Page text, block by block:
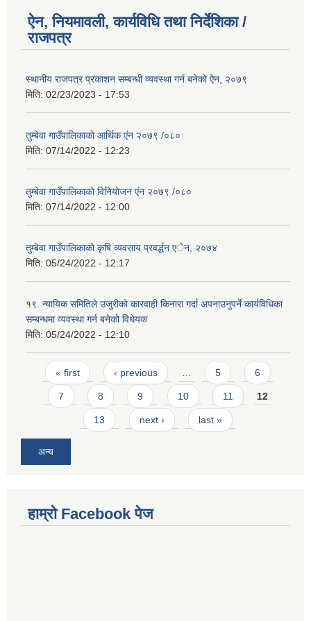
ऐन, नियमावली, कार्यविधि तथा निर्देशिका /
राजपत्र
स्थानीय राजपत्र प्रकाशन सम्बन्धी व्यवस्था गर्न बनेको ऐन, २०७९
मिति: 02/23/2023 - 17:53
तुम्बेवा गाउँपालिकाकाे आर्थिक एंन २०७९ /०८०
मिति: 07/14/2022 - 12:23
तुम्बेवा गाउँपालिकाकाे विनियाेजन एंन २०७९ /०८०
मिति: 07/14/2022 - 12:00
तुम्बेवा गाउँपालिकाको कृषि व्यवसाय प्रवर्द्धन एेन, २०७४
मिति: 05/24/2022 - 12:17
१९. न्यायिक समितिले उजुरीको कारवाही किनारा गर्दा अपनाउनुपर्ने कार्यविधिका
सम्बन्धमा व्यवस्था गर्न बनेको विधेयक
मिति: 05/24/2022 - 12:10
Pages
« first ‹ previous 5 6
7 8 9 10 11 12
13 next › last »
अन्य
हाम्राे Facebook पेज